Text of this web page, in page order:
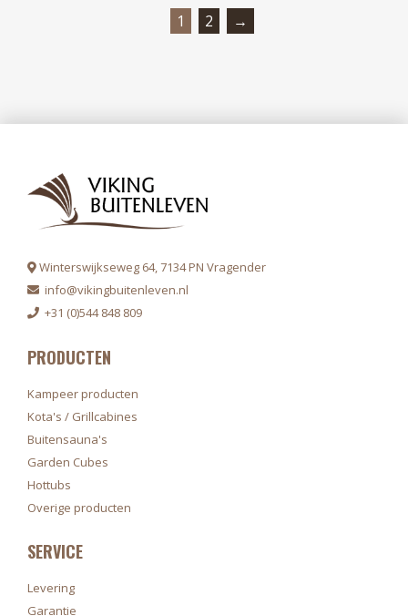
1 2 →
Winterswijkseweg 64, 7134 PN Vragender
info@vikingbuitenleven.nl
+31 (0)544 848 809
PRODUCTEN
Kampeer producten
Kota's / Grillcabines
Buitensauna's
Garden Cubes
Hottubs
Overige producten
SERVICE
Levering
Garantie